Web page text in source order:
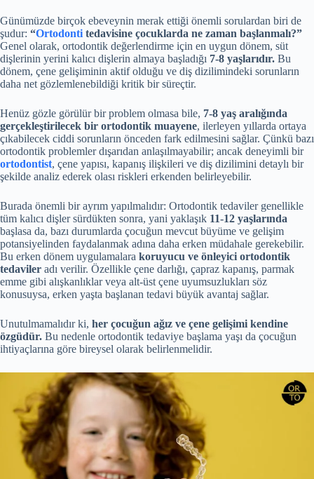
Günümüzde birçok ebeveynin merak ettiği önemli sorulardan biri de
şudur: “Ortodonti tedavisine çocuklarda ne zaman başlanmalı?”
Genel olarak, ortodontik değerlendirme için en uygun dönem, süt
dişlerinin yerini kalıcı dişlerin almaya başladığı 7-8 yaşlarıdır. Bu
dönem, çene gelişiminin aktif olduğu ve diş dizilimindeki sorunların
daha net gözlemlenebildiği kritik bir süreçtir.
Henüz gözle görülür bir problem olmasa bile, 7-8 yaş aralığında
gerçekleştirilecek bir ortodontik muayene, ilerleyen yıllarda ortaya
çıkabilecek ciddi sorunların önceden fark edilmesini sağlar. Çünkü bazı
ortodontik problemler dışarıdan anlaşılmayabilir; ancak deneyimli bir
ortodontist, çene yapısı, kapanış ilişkileri ve diş dizilimini detaylı bir
şekilde analiz ederek olası riskleri erkenden belirleyebilir.
Burada önemli bir ayrım yapılmalıdır: Ortodontik tedaviler genellikle
tüm kalıcı dişler sürdükten sonra, yani yaklaşık 11-12 yaşlarında
başlasa da, bazı durumlarda çocuğun mevcut büyüme ve gelişim
potansiyelinden faydalanmak adına daha erken müdahale gerekebilir.
Bu erken dönem uygulamalara koruyucu ve önleyici ortodontik
tedaviler adı verilir. Özellikle çene darlığı, çapraz kapanış, parmak
emme gibi alışkanlıklar veya alt-üst çene uyumsuzlukları söz
konusuysa, erken yaşta başlanan tedavi büyük avantaj sağlar.
Unutulmamalıdır ki, her çocuğun ağız ve çene gelişimi kendine
özgüdür. Bu nedenle ortodontik tedaviye başlama yaşı da çocuğun
ihtiyaçlarına göre bireysel olarak belirlenmelidir.